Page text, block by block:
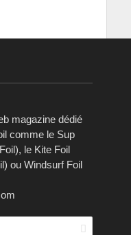
magazine dédié
comme le Sup
le Kite Foil
ou Windsurf Foil